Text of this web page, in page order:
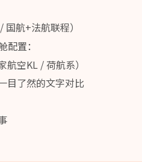
航+法航联程）
置：
空KL / 荷航系）
目了然的文字对比